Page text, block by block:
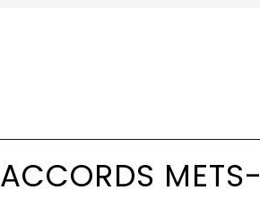
ACCORDS METS-